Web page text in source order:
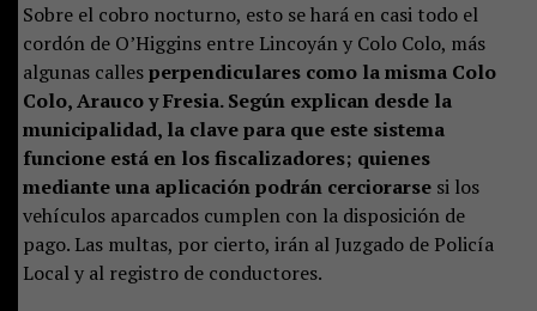
Sobre el cobro nocturno, esto se hará en casi todo el
cordón de O’Higgins entre Lincoyán y Colo Colo, más
algunas callesperpendiculares como la misma Colo
Colo, Arauco y Fresia. Según explican desde la
municipalidad, la clave para que este sistema
funcione está en los fiscalizadores; quienes
mediante una aplicación podrán cerciorarsesi los
vehículos aparcados cumplen con la disposición de
pago. Las multas, por cierto, irán al Juzgado de Policía
Local y al registro de conductores.